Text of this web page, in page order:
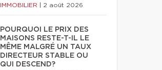
IMMOBILIER 2 août 2026
POURQUOI LE PRIX DES
MAISONS RESTE-T-IL LE
MÊME MALGRÉ UN TAUX
DIRECTEUR STABLE OU
QUI DESCEND?